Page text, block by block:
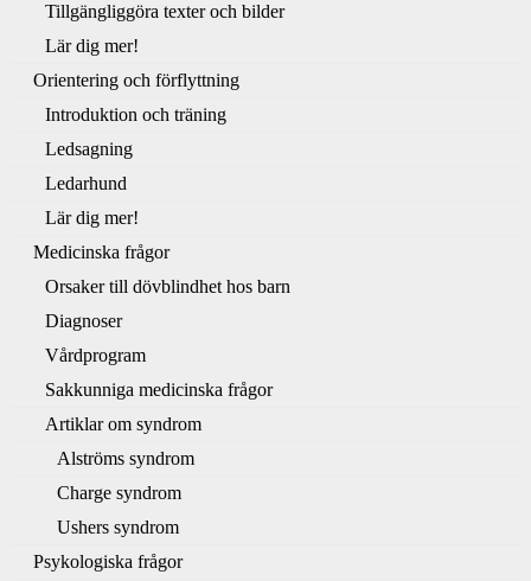
Tillgängliggöra texter och bilder
Lär dig mer!
Orientering och förflyttning
Introduktion och träning
Ledsagning
Ledarhund
Lär dig mer!
Medicinska frågor
Orsaker till dövblindhet hos barn
Diagnoser
Vårdprogram
Sakkunniga medicinska frågor
Artiklar om syndrom
Alströms syndrom
Charge syndrom
Ushers syndrom
Psykologiska frågor